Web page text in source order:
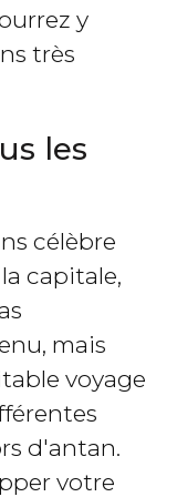
y
très
les
célèbre
capitale,
mais
voyage
d'antan.
votre